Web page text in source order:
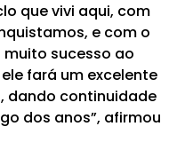
que vivi aqui, com
e com o
muito sucesso ao
fará um excelente
dando continuidade
dos anos”, afirmou